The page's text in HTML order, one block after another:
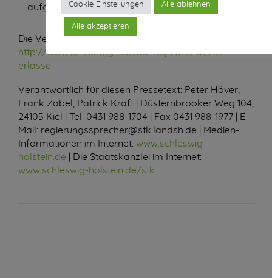
aufgehoben.
Die Verordnung wird veröffentlicht im Internet:
http://www.schleswig-holstein.de/coronavirus-
erlasse
Verantwortlich für diesen Pressetext: Peter Höver,
Frank Zabel, Patrick Kraft | Düsternbrooker Weg 104,
24105 Kiel | Tel.
0431 988-1704 | Fax 0431 988-1977 | E-
Mail: regierungssprecher@stk.landsh.de | Medien-
Informationen im Internet: www.schleswig-
holstein.de | Die Staatskanzlei im Internet:
www.schleswig-holstein.de/stk
Cookie Einstellungen Alle ablehnen
Alle akzeptieren